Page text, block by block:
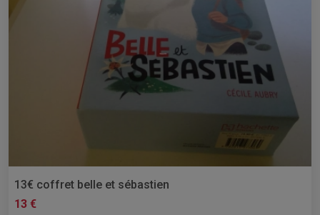
13€ coffret belle et sébastien
13 €